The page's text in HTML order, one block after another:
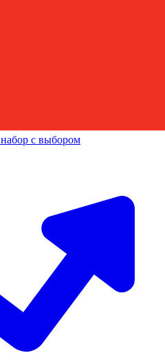
с выбором